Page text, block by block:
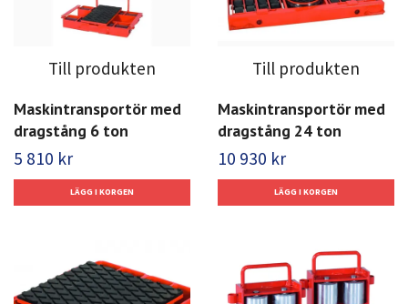
Till produkten
Maskintransportör med
dragstång 6 ton
5 810 kr
Till produkten
Maskintransportör med
dragstång 24 ton
10 930 kr